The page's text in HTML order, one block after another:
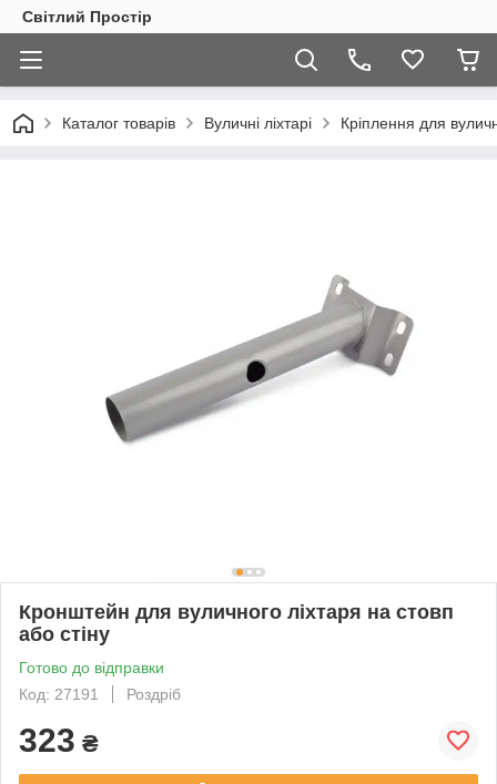
Світлий Простір
Каталог товарів Вуличні ліхтарі Кріплення для
Кронштейн для вуличного ліхтаря на стовп
або стіну
Готово до відправки
Код: 27191
Роздріб
323 ₴